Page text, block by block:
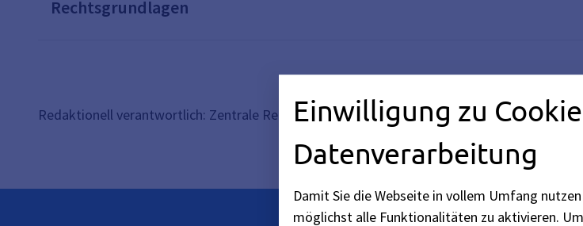
Rechtsgrundlagen
Redaktionell verantwortlich: Zentrale Redaktion BayernPortal im Bayerischen
Einwilligung zu
Datenverarbeitung
Damit Sie die Webseite in vollem Umfang
möglichst alle Funktionalitäten zu aktivieren.